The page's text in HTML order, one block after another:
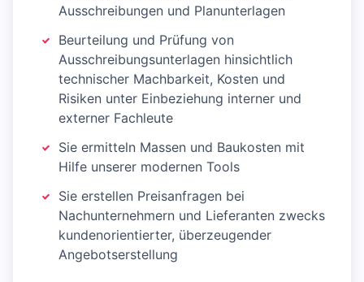
Ausschreibungen und Planunterlagen
Beurteilung und Prüfung von
Ausschreibungsunterlagen hinsichtlich
technischer Machbarkeit, Kosten und
Risiken unter Einbeziehung interner und
externer Fachleute
Sie ermitteln Massen und Baukosten mit
Hilfe unserer modernen Tools
Sie erstellen Preisanfragen bei
Nachunternehmern und Lieferanten zwecks
kundenorientierter, überzeugender
Angebotserstellung